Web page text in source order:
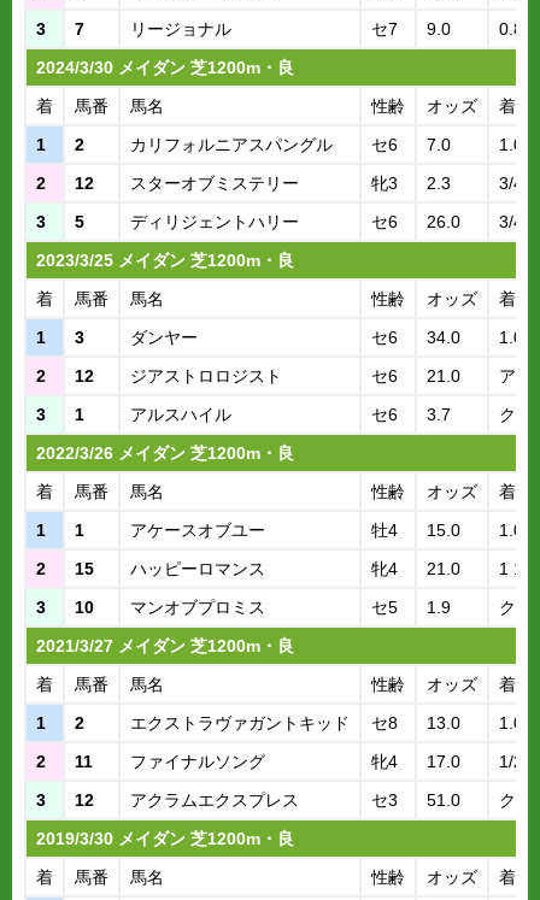
3
7 リージョナル セ7 9.0
0.81
2024/3/30 メイダン 芝1200m・良
着
馬番 馬名 性齢 オッズ
着差
1
2 カリフォルニアスパングル セ6 7.0
2
12 スターオブミステリー 牝3 2.3
3/4
3
5 ディリジェントハリー セ6 26.0
3/4
2023/3/25 メイダン 芝1200m・良
着
馬番 馬名 性齢 オッズ
着差
1
3 ダンヤー セ6 34.0
2
12 ジアストロロジスト セ6 21.0
アタ
3
1 アルスハイル セ6 3.7
クビ
2022/3/26 メイダン 芝1200m・良
着
馬番 馬名 性齢 オッズ
着差
1
1 アケースオブユー 牡4 15.0
2
15 ハッピーロマンス 牝4 21.0
1 1/4
3
10 マンオブプロミス セ5 1.9
クビ
2021/3/27 メイダン 芝1200m・良
着
馬番 馬名 性齢 オッズ
着差
1
2 エクストラヴァガントキッド セ8 13.0
2
11 ファイナルソング 牝4 17.0
1/2
3
12 アクラムエクスプレス セ3 51.0
クビ
2019/3/30 メイダン 芝1200m・良
着
馬番 馬名 性齢 オッズ
着差